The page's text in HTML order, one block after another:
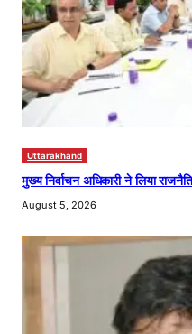
Uttarakhand
मुख्य निर्वाचन अधिकारी ने लिया
August 5, 2026